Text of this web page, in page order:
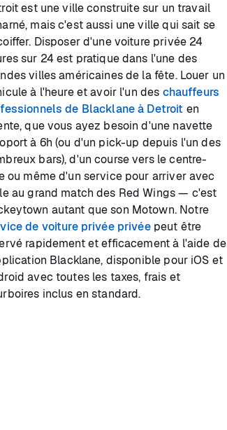
est une ville construite sur un travail
mais c'est aussi une ville qui sait se
Disposer d'une voiture privée 24
sur 24 est pratique dans l'une des
villes américaines de la fête. Louer un
à l'heure et avoir l'un des chauffeurs
de Blacklane à Detroit en
que vous ayez besoin d'une navette
à 6h (ou d'un pick-up depuis l'un des
bars), d'un course vers le centre-
ou même d'un service pour arriver avec
au grand match des Red Wings — c'est
autant que son Motown. Notre
de voiture privée privéepeut être
rapidement et efficacement à l'aide de
Blacklane, disponible pour iOS et
avec toutes les taxes, frais et
inclus en standard.